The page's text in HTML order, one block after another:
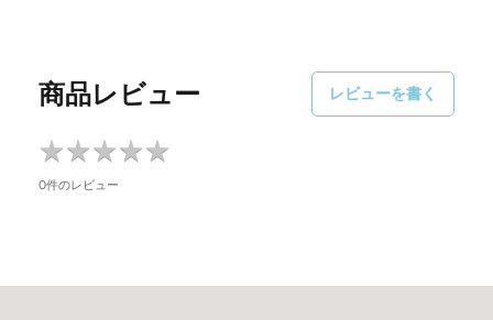
日本
賞味期限
2026.11.16
商品レビュー レビューを書く
★★★★★
★★★★★
0件のレビュー